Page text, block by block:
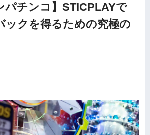
パチンコ】STICPLAYで
ックを得るための究極の